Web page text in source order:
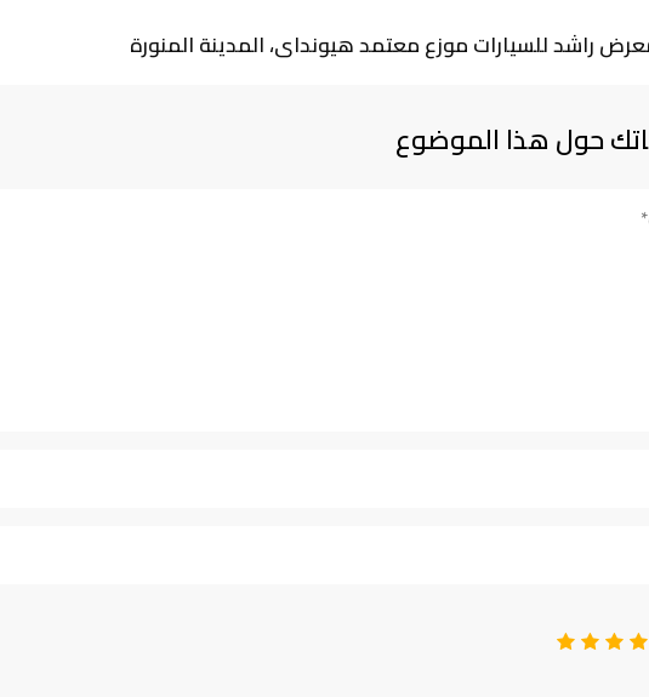
راشد للسيارات موزع معتمد هيونداى، المدينة المنورة
حول هذا الموضوع
5
4
3
2